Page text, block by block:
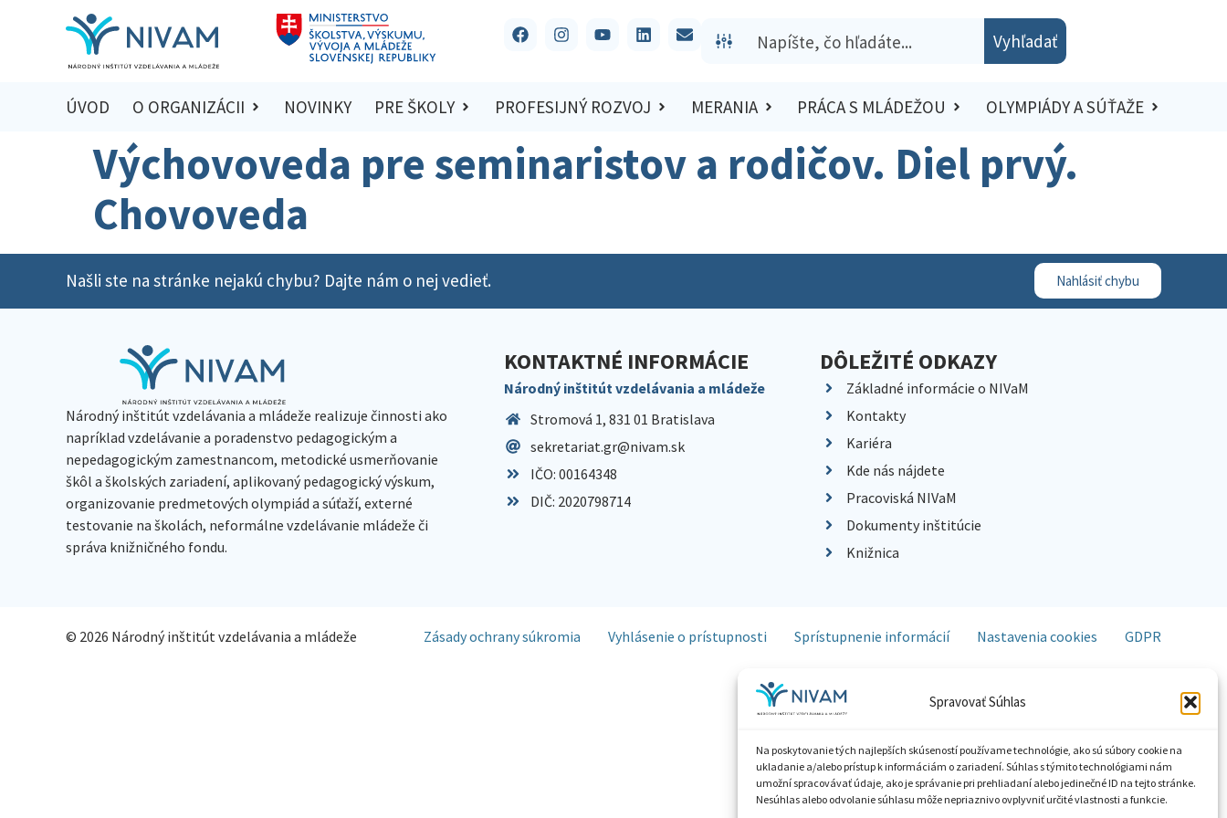
Spravovať Súhlas
Na poskytovanie tých najlepších skúseností používame technológie, ako sú súbory cookie na
ukladanie a/alebo prístup k informáciám o zariadení. Súhlas s týmito technológiami nám
umožní spracovávať údaje, ako je správanie pri prehliadaní alebo jedinečné ID na tejto stránke.
Nesúhlas alebo odvolanie súhlasu môže nepriaznivo ovplyvniť určité vlastnosti a funkcie.
Vyhľadať
ÚVOD O ORGANIZÁCII NOVINKY PRE ŠKOLY PROFESIJNÝ ROZVOJ MERANIA PRÁCA S MLÁDEŽOU OLYMPIÁDY A SÚŤAŽE
Výchovoveda pre seminaristov a rodičov. Diel prvý.
Chovoveda
Našli ste na stránke nejakú chybu? Dajte nám o nej vedieť. Nahlásiť chybu
Národný inštitút vzdelávania a mládeže realizuje činnosti ako
napríklad vzdelávanie a poradenstvo pedagogickým a
nepedagogickým zamestnancom, metodické usmerňovanie
škôl a školských zariadení, aplikovaný pedagogický výskum,
organizovanie predmetových olympiád a súťaží, externé
testovanie na školách, neformálne vzdelávanie mládeže či
správa knižničného fondu.
KONTAKTNÉ INFORMÁCIE
Národný inštitút vzdelávania a mládeže
Stromová 1, 831 01 Bratislava
sekretariat.gr@nivam.sk
IČO: 00164348
DIČ: 2020798714
DÔLEŽITÉ ODKAZY
Základné informácie o NIVaM
Kontakty
Kariéra
Kde nás nájdete
Pracoviská NIVaM
Dokumenty inštitúcie
Knižnica
© 2026 Národný inštitút vzdelávania a mládeže Zásady ochrany súkromia Vyhlásenie o prístupnosti Sprístupnenie informácií Nastavenia cookies GDPR